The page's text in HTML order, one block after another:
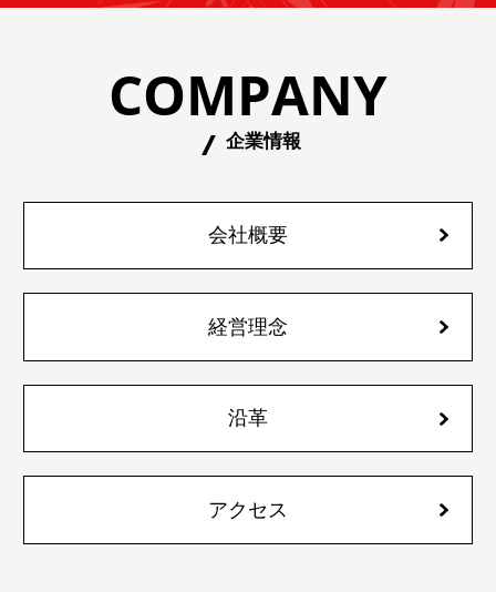
COMPANY
企業情報
会社概要
経営理念
沿革
アクセス